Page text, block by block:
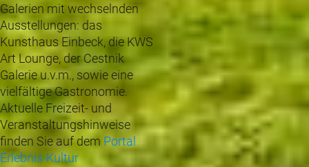
Galerien mit wechselnden
Ausstellungen: das
Kunsthaus Einbeck, die KWS
Art Lounge, der Cestnik
Galerie u.v.m., sowie eine
vielfältige Gastronomie.
Aktuelle Freizeit- und
Veranstaltungshinweise
finden Sie auf dem Portal
Erlebnis-Kultur